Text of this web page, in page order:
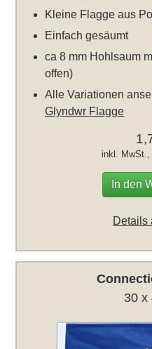
Kleine Flagge aus
Einfach gesäumt
ca 8 mm Hohlsaum
offen)
Alle Variationen
Glyndwr Flagge
inkl.
In den
Details
30 x